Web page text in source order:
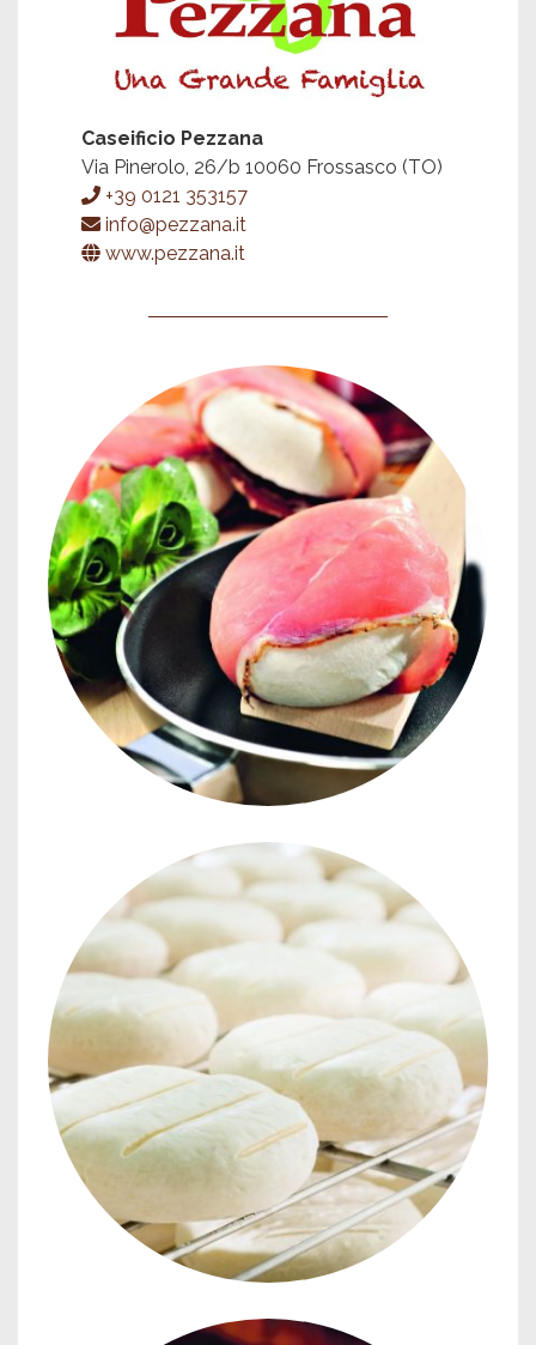
Caseificio Pezzana
Via Pinerolo, 26/b 10060 Frossasco (TO)
+39 0121 353157
info@pezzana.it
www.pezzana.it